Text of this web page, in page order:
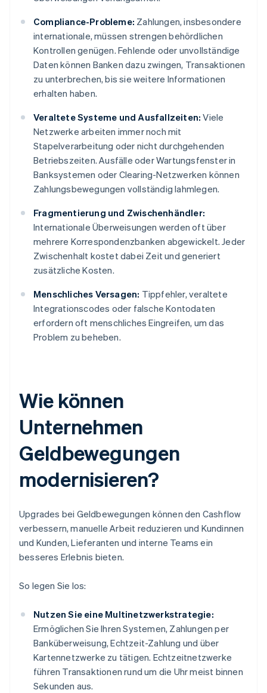
Compliance-Probleme: Zahlungen, insbesondere
internationale, müssen strengen behördlichen
Kontrollen genügen. Fehlende oder unvollständige
Daten können Banken dazu zwingen, Transaktionen
zu unterbrechen, bis sie weitere Informationen
erhalten haben.
Veraltete Systeme und Ausfallzeiten: Viele
Netzwerke arbeiten immer noch mit
Stapelverarbeitung oder nicht durchgehenden
Betriebszeiten. Ausfälle oder Wartungsfenster in
Banksystemen oder Clearing-Netzwerken können
Zahlungsbewegungen vollständig lahmlegen.
Fragmentierung und Zwischenhändler:
Internationale Überweisungen werden oft über
mehrere Korrespondenzbanken abgewickelt. Jeder
Zwischenhalt kostet dabei Zeit und generiert
zusätzliche Kosten.
Menschliches Versagen: Tippfehler, veraltete
Integrationscodes oder falsche Kontodaten
erfordern oft menschliches Eingreifen, um das
Problem zu beheben.
Wie können
Unternehmen
Geldbewegungen
modernisieren?
Upgrades bei Geldbewegungen können den Cashflow
verbessern, manuelle Arbeit reduzieren und Kundinnen
und Kunden, Lieferanten und interne Teams ein
besseres Erlebnis bieten.
So legen Sie los:
Nutzen Sie eine Multinetzwerkstrategie:
Ermöglichen Sie Ihren Systemen, Zahlungen per
Banküberweisung, Echtzeit-Zahlung und über
Kartennetzwerke zu tätigen. Echtzeitnetzwerke
führen Transaktionen rund um die Uhr meist binnen
Sekunden aus.